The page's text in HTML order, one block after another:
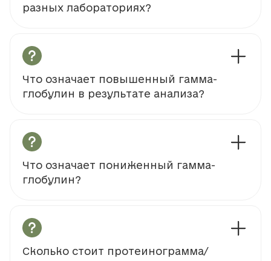
разных лабораториях?
Что означает повышенный гамма-
глобулин в результате анализа?
Что означает пониженный гамма-
глобулин?
Сколько стоит протеинограмма/